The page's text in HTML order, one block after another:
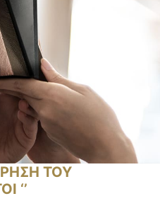
ΤΟΥ
‘’